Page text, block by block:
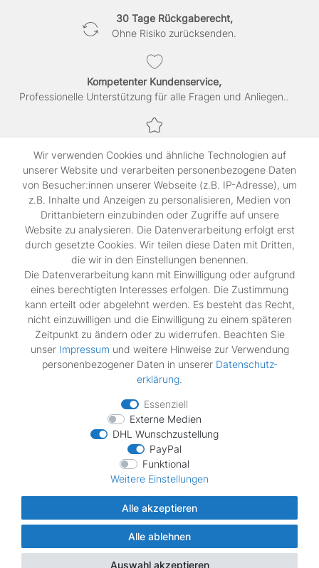
30 Tage Rückgaberecht,
Ohne Risiko zurücksenden.
Kompetenter Kundenservice,
Professionelle Unterstützung für alle Fragen und Anliegen..
SSL-verschlüsselte Abwicklung für maximale Sicherheit.
Shop
Kontakt
Rechtliches
Widerrufs­recht
Impressum
Daten­schutz­erklärung
AGB
Vertrag widerrufen
Wir verschicken mit
© Copyright MDS Ersatzteile 2026 | Alle Rechte vorbehalten.
Wir verwenden Cookies und ähnliche Technologien auf
unserer Website und verarbeiten personenbezogene Daten
von Besucher:innen unserer Webseite (z.B. IP-Adresse), um
z.B. Inhalte und Anzeigen zu personalisieren, Medien von
Drittanbietern einzubinden oder Zugriffe auf unsere
Website zu analysieren. Die Datenverarbeitung erfolgt erst
durch gesetzte Cookies. Wir teilen diese Daten mit Dritten,
die wir in den Einstellungen benennen.
Die Datenverarbeitung kann mit Einwilligung oder aufgrund
eines berechtigten Interesses erfolgen. Die Zustimmung
kann erteilt oder abgelehnt werden. Es besteht das Recht,
nicht einzuwilligen und die Einwilligung zu einem späteren
Zeitpunkt zu ändern oder zu widerrufen. Beachten Sie
unser Impressum und weitere Hinweise zur Verwendung
personenbezogener Daten in unserer Daten­schutz­
erklärung.
Essenziell
Externe Medien
DHL Wunschzustellung
PayPal
Funktional
Weitere Einstellungen
Alle akzeptieren
Alle ablehnen
Auswahl akzeptieren